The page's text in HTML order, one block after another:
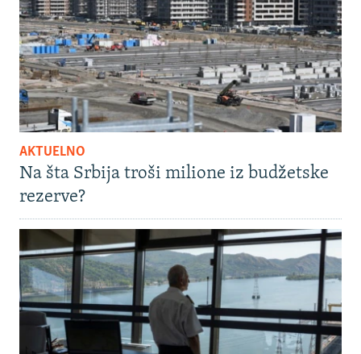
AKTUELNO
Na šta Srbija troši milione iz budžetske
rezerve?